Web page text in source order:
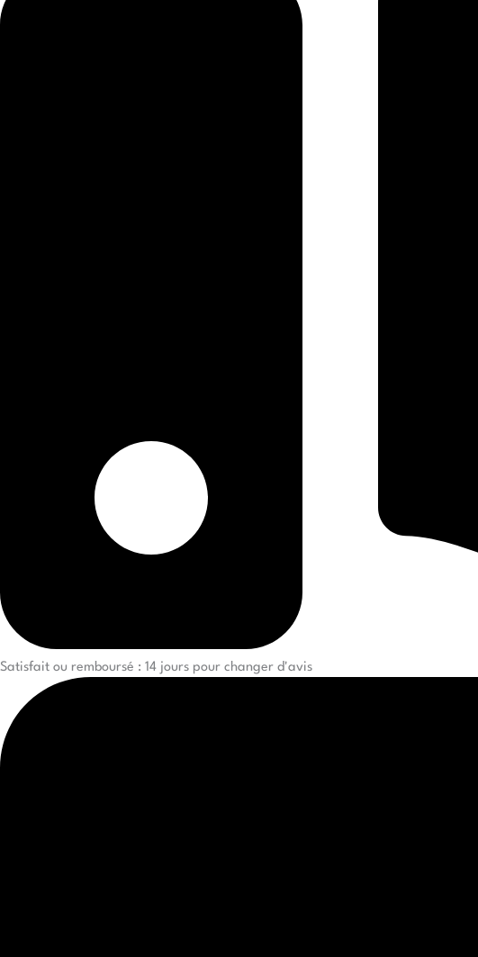
Satisfait ou remboursé : 14 jours pour changer d'avis